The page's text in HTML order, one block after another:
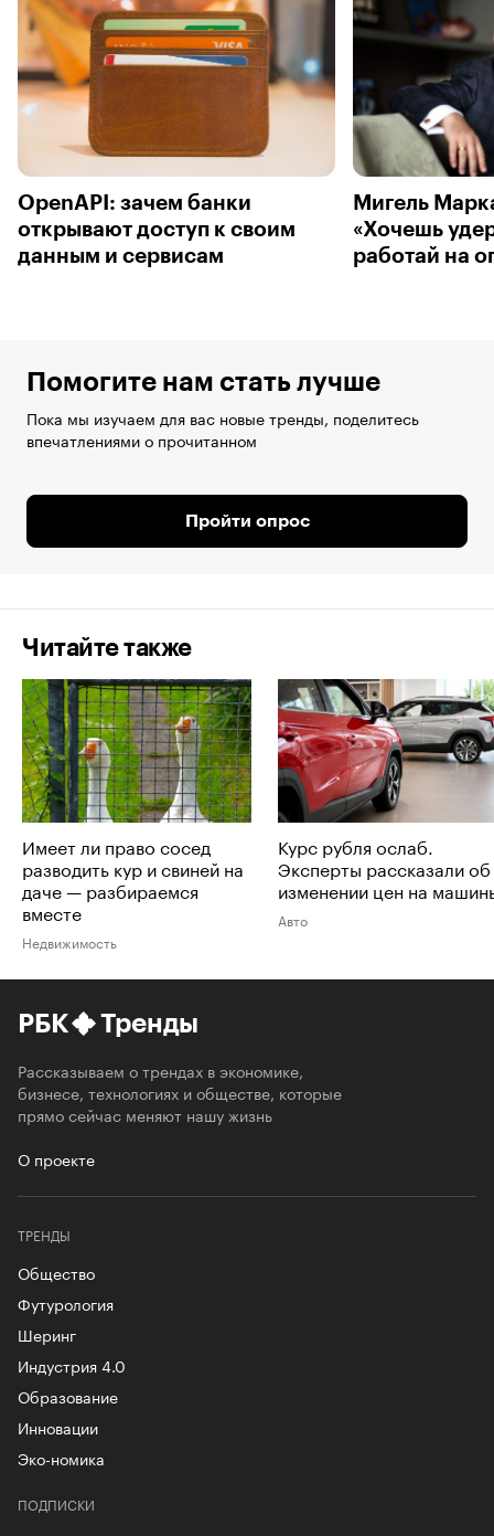
OpenAPI: зачем банки
открывают доступ к своим
данным и сервисам
Мигель
«Хочешь
работай на
Помогите нам стать лучше
Пока мы изучаем для вас новые тренды, поделитесь
впечатлениями о прочитанном
Пройти опрос
Читайте также
Имеет ли право сосед
разводить кур и свиней на
даче — разбираемся
вместе
Недвижимость
Курс рубля ослаб.
Эксперты рассказали об
изменении цен на
Авто
РБК Тренды
Рассказываем о трендах в экономике,
бизнесе, технологиях и обществе, которые
прямо сейчас меняют нашу жизнь
О проекте
ТРЕНДЫ
Общество
Футурология
Шеринг
Индустрия 4.0
Образование
Инновации
Эко-номика
ПОДПИСКИ